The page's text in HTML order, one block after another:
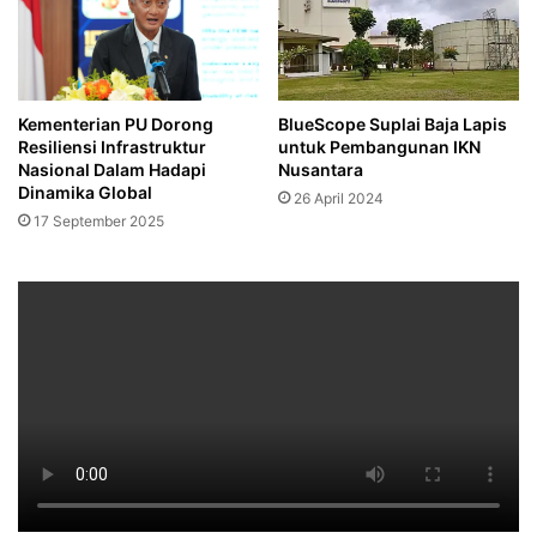
Kementerian PU Dorong
Resiliensi Infrastruktur
Nasional Dalam Hadapi
Dinamika Global
17 September 2025
BlueScope Suplai Baja Lapis
untuk Pembangunan IKN
Nusantara
26 April 2024